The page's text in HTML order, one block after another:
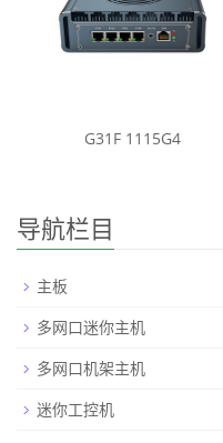
G31F 1115G4
导航栏目
主板
多网口迷你主机
多网口机架主机
迷你工控机